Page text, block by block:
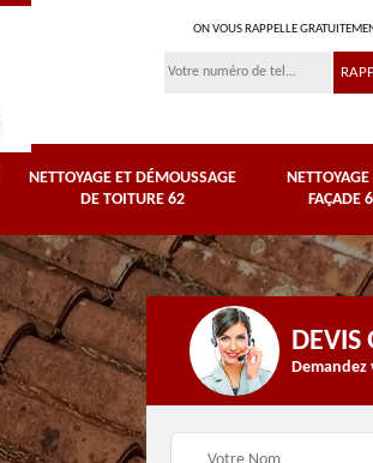
ON VOUS RAPPELLE
NETTOYAGE ET DÉMOUSSAGE
DE TOITURE 62
FAÇADE
Nettoyage et
démoussage de
DEVIS